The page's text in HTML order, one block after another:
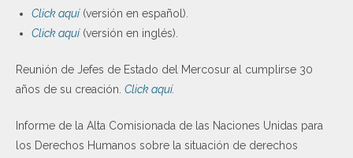
Click aquí(versión en español).
Click aquí(versión en inglés).
Reunión de Jefes de Estado del Mercosur al cumplirse 30
años de su creación. Click aquí.
Informe de la Alta Comisionada de las Naciones Unidas para
los Derechos Humanos sobre la situación de derechos